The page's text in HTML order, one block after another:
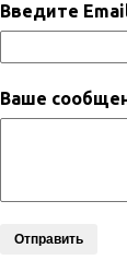
Введите
Ваше
Отправить